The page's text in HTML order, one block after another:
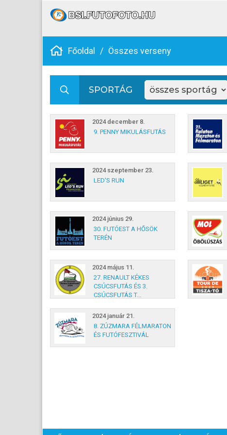
Főoldal / Összes verseny
SPORTÁG
2024 december 8.
9. PENNY MIKULÁSFUTÁS
2024 szeptember 23.
LED'S RUN
2024 június 29.
30. FUTÓEST A HŐSÖK
TERÉN
2024 május 11.
27. RENAULT KÉKES
CSÚCSFUTÁS ÉS 3.
CSÚCSFUTÁS T...
2024 január 21.
8. ZÚZMARA FÉLMARATON
ÉS FUTÓFESZTIVÁL